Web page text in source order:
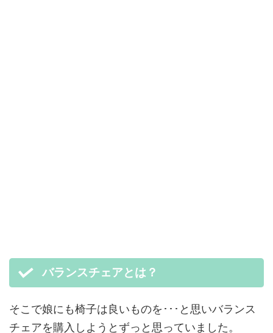
バランスチェアとは？
そこで娘にも椅子は良いものを･･･と思いバランス
チェアを購入しようとずっと思っていました。